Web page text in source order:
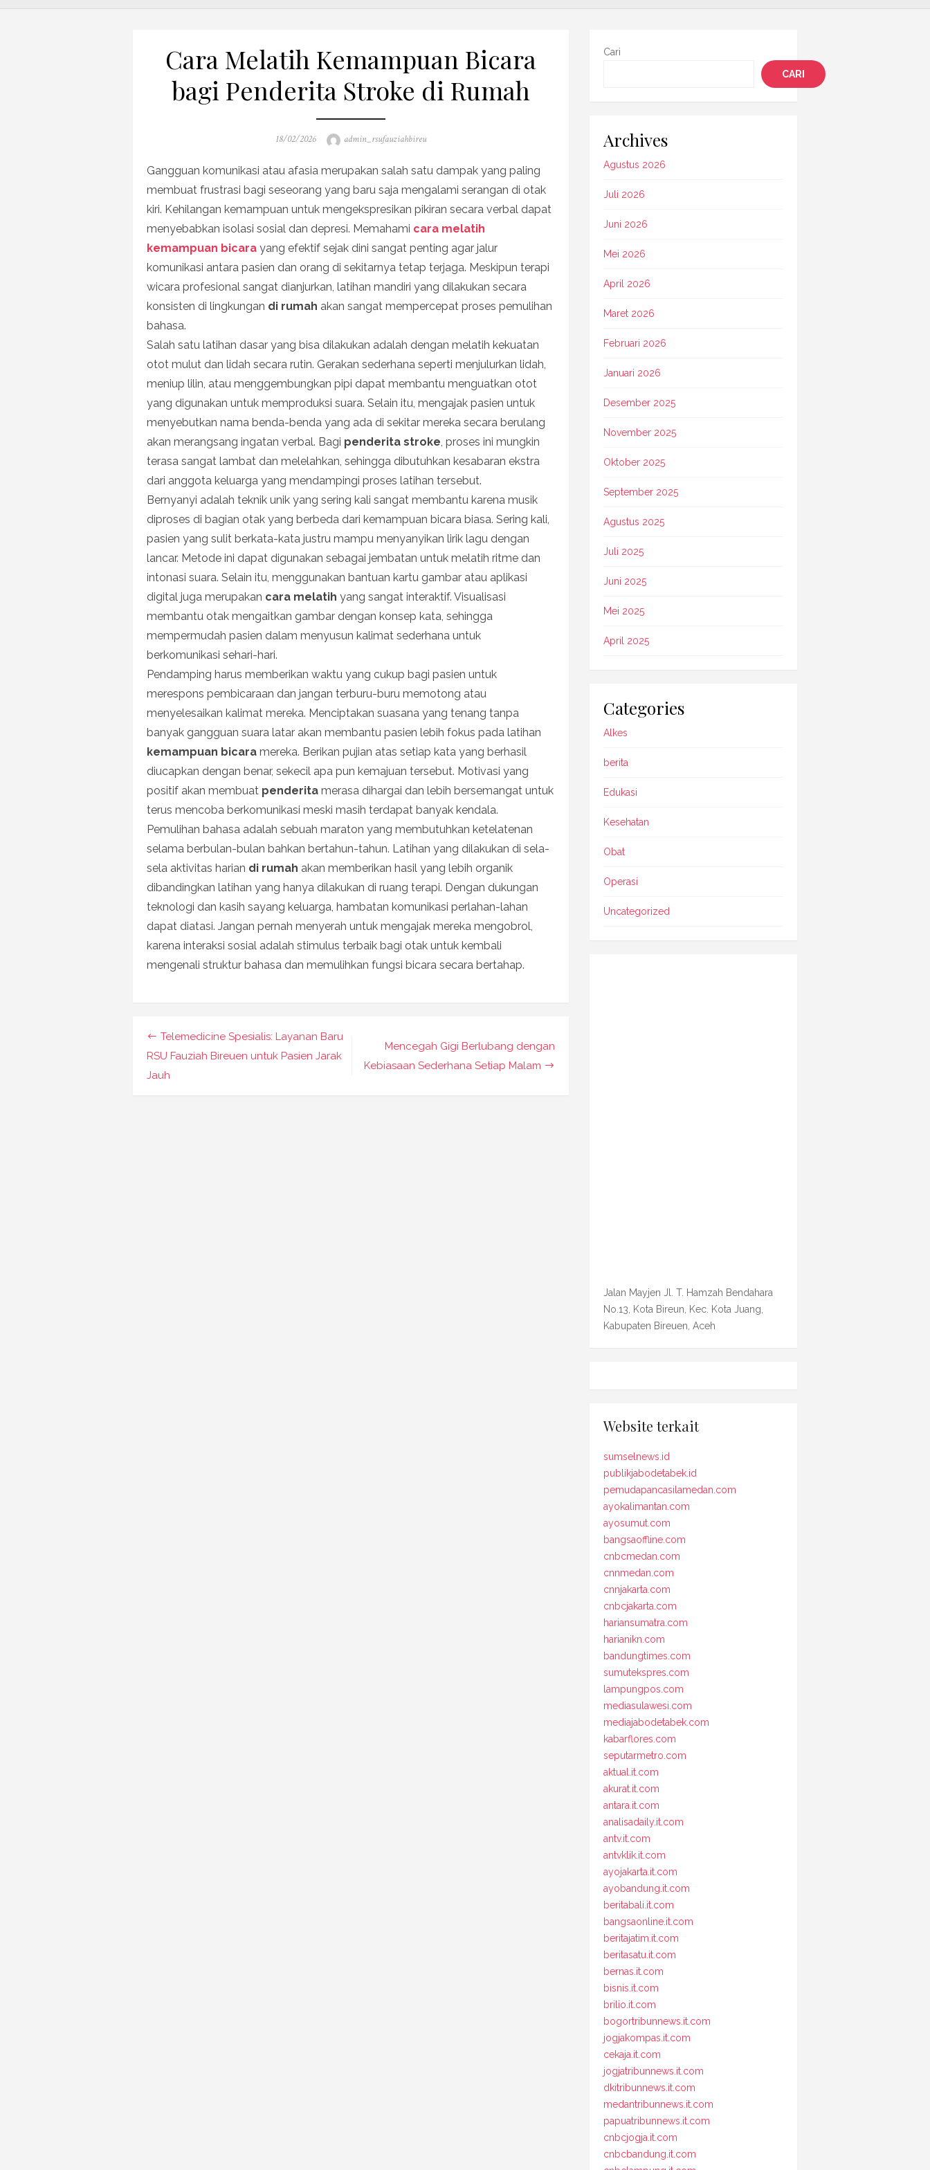
Cara Melatih Kemampuan Bicara
bagi Penderita Stroke di Rumah
Posted
18/02/2026 Author
admin_rsufauziahbireu
Gangguan komunikasi atau afasia merupakan salah satu dampak yang paling
membuat frustrasi bagi seseorang yang baru saja mengalami serangan di otak
kiri. Kehilangan kemampuan untuk mengekspresikan pikiran secara verbal dapat
menyebabkan isolasi sosial dan depresi. Memahami cara melatih
kemampuan bicara yang efektif sejak dini sangat penting agar jalur
komunikasi antara pasien dan orang di sekitarnya tetap terjaga. Meskipun terapi
wicara profesional sangat dianjurkan, latihan mandiri yang dilakukan secara
konsisten di lingkungan di rumah akan sangat mempercepat proses pemulihan
bahasa.
Salah satu latihan dasar yang bisa dilakukan adalah dengan melatih kekuatan
otot mulut dan lidah secara rutin. Gerakan sederhana seperti menjulurkan lidah,
meniup lilin, atau menggembungkan pipi dapat membantu menguatkan otot
yang digunakan untuk memproduksi suara. Selain itu, mengajak pasien untuk
menyebutkan nama benda-benda yang ada di sekitar mereka secara berulang
akan merangsang ingatan verbal. Bagi penderita stroke, proses ini mungkin
terasa sangat lambat dan melelahkan, sehingga dibutuhkan kesabaran ekstra
dari anggota keluarga yang mendampingi proses latihan tersebut.
Bernyanyi adalah teknik unik yang sering kali sangat membantu karena musik
diproses di bagian otak yang berbeda dari kemampuan bicara biasa. Sering kali,
pasien yang sulit berkata-kata justru mampu menyanyikan lirik lagu dengan
lancar. Metode ini dapat digunakan sebagai jembatan untuk melatih ritme dan
intonasi suara. Selain itu, menggunakan bantuan kartu gambar atau aplikasi
digital juga merupakan cara melatih yang sangat interaktif. Visualisasi
membantu otak mengaitkan gambar dengan konsep kata, sehingga
mempermudah pasien dalam menyusun kalimat sederhana untuk
berkomunikasi sehari-hari.
Pendamping harus memberikan waktu yang cukup bagi pasien untuk
merespons pembicaraan dan jangan terburu-buru memotong atau
menyelesaikan kalimat mereka. Menciptakan suasana yang tenang tanpa
banyak gangguan suara latar akan membantu pasien lebih fokus pada latihan
kemampuan bicara mereka. Berikan pujian atas setiap kata yang berhasil
diucapkan dengan benar, sekecil apa pun kemajuan tersebut. Motivasi yang
positif akan membuat penderita merasa dihargai dan lebih bersemangat untuk
terus mencoba berkomunikasi meski masih terdapat banyak kendala.
Pemulihan bahasa adalah sebuah maraton yang membutuhkan ketelatenan
selama berbulan-bulan bahkan bertahun-tahun. Latihan yang dilakukan di sela-
sela aktivitas harian di rumah akan memberikan hasil yang lebih organik
dibandingkan latihan yang hanya dilakukan di ruang terapi. Dengan dukungan
teknologi dan kasih sayang keluarga, hambatan komunikasi perlahan-lahan
dapat diatasi. Jangan pernah menyerah untuk mengajak mereka mengobrol,
karena interaksi sosial adalah stimulus terbaik bagi otak untuk kembali
mengenali struktur bahasa dan memulihkan fungsi bicara secara bertahap.
Navigasi
pos
Mencegah Gigi Berlubang dengan
Kebiasaan Sederhana Setiap Malam
Telemedicine Spesialis: Layanan Baru
RSU Fauziah Bireuen untuk Pasien Jarak
Jauh
Cari
CARI
Archives
Agustus 2026
Juli 2026
Juni 2026
Mei 2026
April 2026
Maret 2026
Februari 2026
Januari 2026
Desember 2025
November 2025
Oktober 2025
September 2025
Agustus 2025
Juli 2025
Juni 2025
Mei 2025
April 2025
Categories
Alkes
berita
Edukasi
Kesehatan
Obat
Operasi
Uncategorized
Jalan Mayjen Jl. T. Hamzah Bendahara
No.13, Kota Bireun, Kec. Kota Juang,
Kabupaten Bireuen, Aceh
Website terkait
sumselnews.id
publikjabodetabek.id
pemudapancasilamedan.com
ayokalimantan.com
ayosumut.com
bangsaoffline.com
cnbcmedan.com
cnnmedan.com
cnnjakarta.com
cnbcjakarta.com
hariansumatra.com
harianikn.com
bandungtimes.com
sumutekspres.com
lampungpos.com
mediasulawesi.com
mediajabodetabek.com
kabarflores.com
seputarmetro.com
aktual.it.com
akurat.it.com
antara.it.com
analisadaily.it.com
antv.it.com
antvklik.it.com
ayojakarta.it.com
ayobandung.it.com
beritabali.it.com
bangsaonline.it.com
beritajatim.it.com
beritasatu.it.com
bernas.it.com
bisnis.it.com
brilio.it.com
bogortribunnews.it.com
jogjakompas.it.com
cekaja.it.com
jogjatribunnews.it.com
dkitribunnews.it.com
medantribunnews.it.com
papuatribunnews.it.com
cnbcjogja.it.com
cnbcbandung.it.com